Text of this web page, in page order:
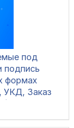
под
подпись
формах
УКД, Заказ